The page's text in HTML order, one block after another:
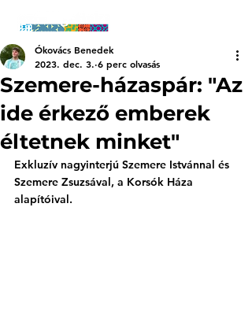
Szemere-házaspár: "Az
ide érkező emberek
éltetnek minket"
Ókovács Benedek
2023. dec. 3. 6 perc olvasás
Exkluzív nagyinterjú Szemere Istvánnal és
Szemere Zsuzsával, a Korsók Háza
alapítóival.